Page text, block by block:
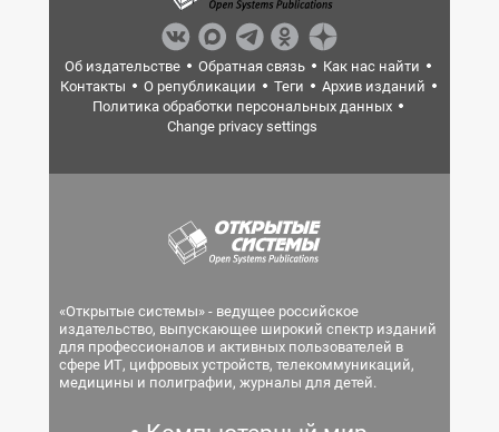
Об издательстве Обратная связь
Как нас найти
Контакты
О републикации Теги
Архив изданий
Политика обработки персональных данных
Change privacy settings
«Открытые системы» - ведущее российское
издательство, выпускающее широкий спектр изданий
для профессионалов и активных пользователей в
сфере ИТ, цифровых устройств, телекоммуникаций,
медицины и полиграфии, журналы для детей.